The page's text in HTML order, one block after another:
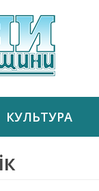
КУЛЬТУРА